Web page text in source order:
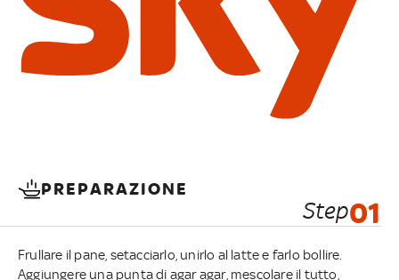
PREPARAZIONE
Step01
Frullare il pane, setacciarlo, unirlo al latte e farlo bollire.
Aggiungere una punta di agar agar, mescolare il tutto,